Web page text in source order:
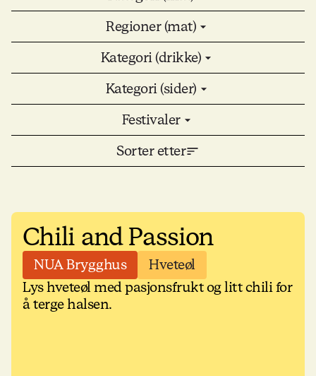
Regioner (mat)
Kategori (drikke)
Kategori (sider)
Festivaler
Sorter etter
Chili and Passion
NUA Brygghus
Hveteøl
Lys hveteøl med pasjonsfrukt og litt chili for
å terge halsen.